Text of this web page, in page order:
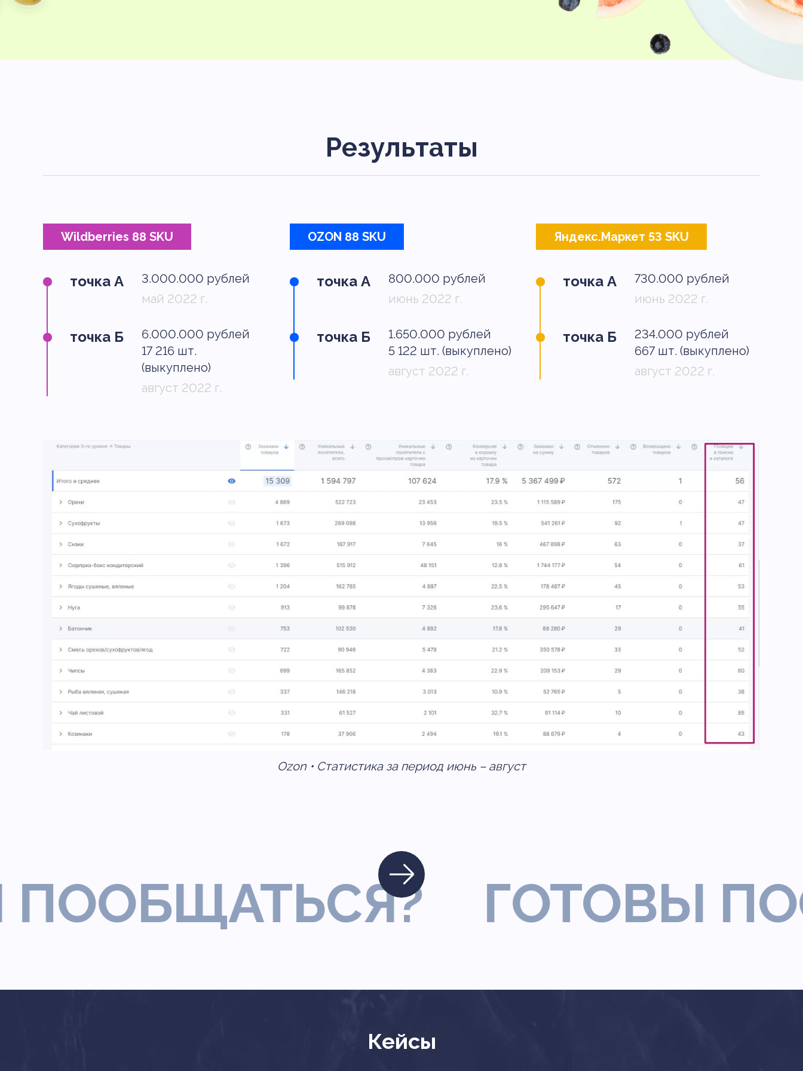
Результаты
Wildberries 88 SKU
точка А
3.000.000 рублей
май 2022 г.
точка Б
6.000.000 рублей
17 216 шт.
(выкуплено)
август 2022 г.
OZON 88 SKU
точка А
800.000 рублей
июнь 2022 г.
точка Б
1.650.000 рублей
5 122 шт. (выкуплено)
август 2022 г.
Яндекс.Маркет 53 SKU
точка А
730.000 рублей
июнь 2022 г.
точка Б
234.000 рублей
667 шт. (выкуплено)
август 2022 г.
Ozon • Статистика за период июнь – август
ГОТОВЫ
Кейсы